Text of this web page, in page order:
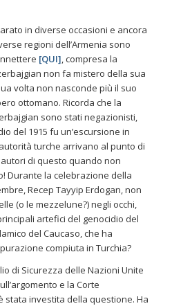
in diverse occasioni e ancora
regioni dell’Armenia sono
[QUI], compresa la
non fa mistero della sua
volta non nasconde più il suo
ottomano. Ricorda che la
sono stati negazionisti,
del 1915 fu un’escursione in
turche arrivano al punto di
di questo quando non
Durante la celebrazione della
Recep Tayyip Erdogan, non
(o le mezzelune?) negli occhi,
artefici del genocidio del
del Caucaso, che ha
compiuta in Turchia?
di Sicurezza delle Nazioni Unite
e la Corte
stata investita della questione. Ha